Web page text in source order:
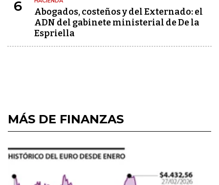
6
Abogados, costeños y del Externado: el
ADN del gabinete ministerial de De la
Espriella
MÁS DE FINANZAS